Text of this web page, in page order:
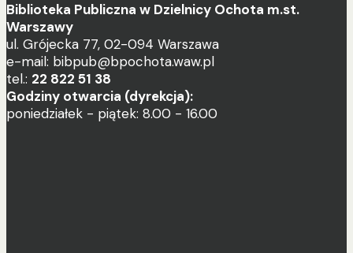
Biblioteka Publiczna w Dzielnicy Ochota m.st.
Warszawy
ul. Grójecka 77, 02-094 Warszawa
e-mail: bibpub@bpochota.waw.pl
tel.: 22 822 51 38
Godziny otwarcia (dyrekcja):
poniedziałek - piątek: 8.00 - 16.00